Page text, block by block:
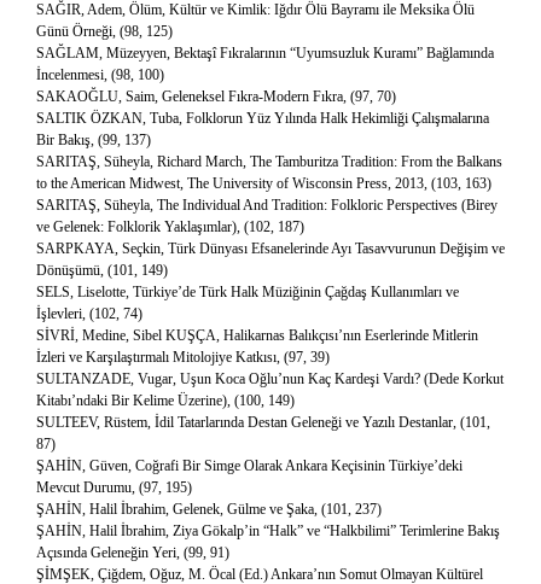
SAĞIR, Adem, Ölüm, Kültür ve Kimlik: Iğdır Ölü Bayramı ile Meksika Ölü
Günü Örneği, (98, 125)
SAĞLAM, Müzeyyen, Bektaşî Fıkralarının “Uyumsuzluk Kuramı” Bağlamında
İncelenmesi, (98, 100)
SAKAOĞLU, Saim, Geleneksel Fıkra-Modern Fıkra, (97, 70)
SALTIK ÖZKAN, Tuba, Folklorun Yüz Yılında Halk Hekimliği Çalışmalarına
Bir Bakış, (99, 137)
SARITAŞ, Süheyla, Richard March, The Tamburitza Tradition: From the Balkans
to the American Midwest, The University of Wisconsin Press, 2013, (103, 163)
SARITAŞ, Süheyla, The Individual And Tradition: Folkloric Perspectives (Birey
ve Gelenek: Folklorik Yaklaşımlar), (102, 187)
SARPKAYA, Seçkin, Türk Dünyası Efsanelerinde Ayı Tasavvurunun Değişim ve
Dönüşümü, (101, 149)
SELS, Liselotte, Türkiye’de Türk Halk Müziğinin Çağdaş Kullanımları ve
İşlevleri, (102, 74)
SİVRİ, Medine, Sibel KUŞÇA, Halikarnas Balıkçısı’nın Eserlerinde Mitlerin
İzleri ve Karşılaştırmalı Mitolojiye Katkısı, (97, 39)
SULTANZADE, Vugar, Uşun Koca Oğlu’nun Kaç Kardeşi Vardı? (Dede Korkut
Kitabı’ndaki Bir Kelime Üzerine), (100, 149)
SULTEEV, Rüstem, İdil Tatarlarında Destan Geleneği ve Yazılı Destanlar, (101,
87)
ŞAHİN, Güven, Coğrafi Bir Simge Olarak Ankara Keçisinin Türkiye’deki
Mevcut Durumu, (97, 195)
ŞAHİN, Halil İbrahim, Gelenek, Gülme ve Şaka, (101, 237)
ŞAHİN, Halil İbrahim, Ziya Gökalp’in “Halk” ve “Halkbilimi” Terimlerine Bakış
Açısında Geleneğin Yeri, (99, 91)
ŞİMŞEK, Çiğdem, Oğuz, M. Öcal (Ed.) Ankara’nın Somut Olmayan Kültürel